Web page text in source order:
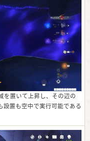
を置いて上昇し、その辺の
設置も空中で実行可能である